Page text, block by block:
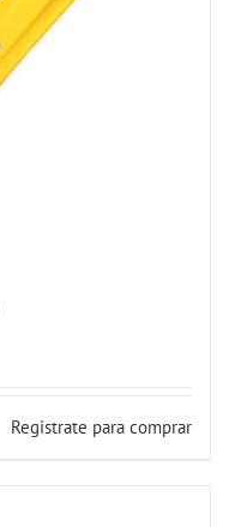
Registrate para comprar